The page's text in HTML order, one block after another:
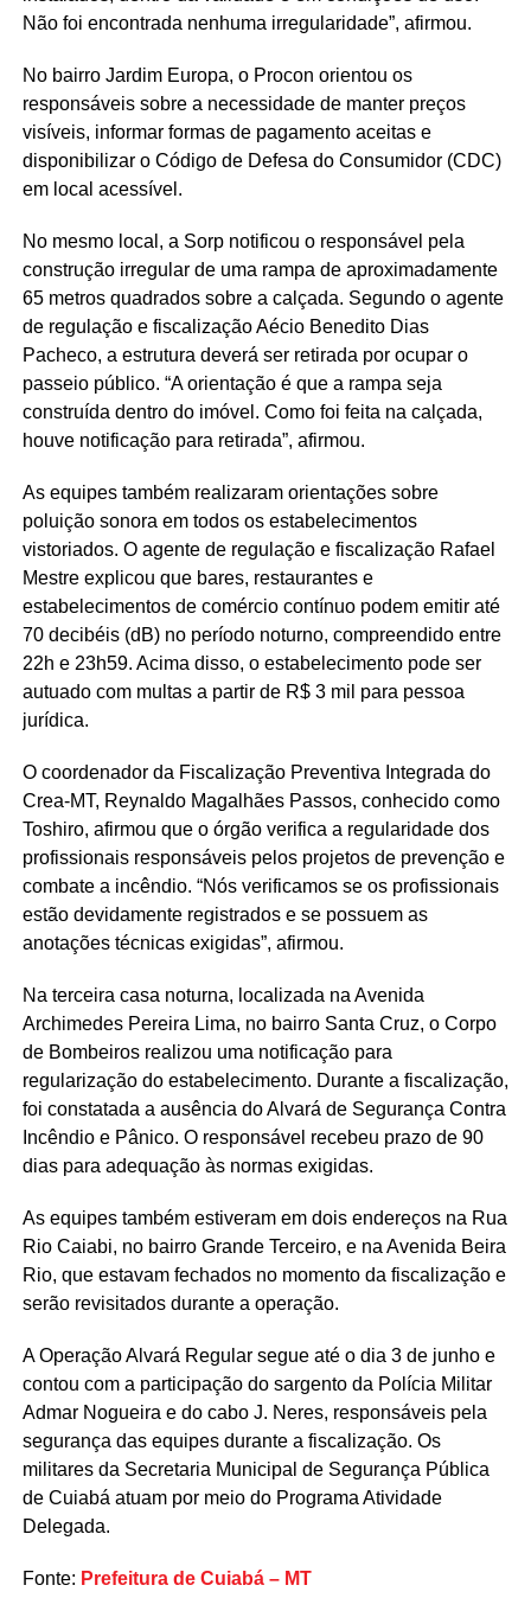
Não foi encontrada nenhuma irregularidade”, afirmou.
No bairro Jardim Europa, o Procon orientou os
responsáveis sobre a necessidade de manter preços
visíveis, informar formas de pagamento aceitas e
disponibilizar o Código de Defesa do Consumidor (CDC)
em local acessível.
No mesmo local, a Sorp notificou o responsável pela
construção irregular de uma rampa de aproximadamente
65 metros quadrados sobre a calçada. Segundo o agente
de regulação e fiscalização Aécio Benedito Dias
Pacheco, a estrutura deverá ser retirada por ocupar o
passeio público. “A orientação é que a rampa seja
construída dentro do imóvel. Como foi feita na calçada,
houve notificação para retirada”, afirmou.
As equipes também realizaram orientações sobre
poluição sonora em todos os estabelecimentos
vistoriados. O agente de regulação e fiscalização Rafael
Mestre explicou que bares, restaurantes e
estabelecimentos de comércio contínuo podem emitir até
70 decibéis (dB) no período noturno, compreendido entre
22h e 23h59. Acima disso, o estabelecimento pode ser
autuado com multas a partir de R$ 3 mil para pessoa
jurídica.
O coordenador da Fiscalização Preventiva Integrada do
Crea-MT, Reynaldo Magalhães Passos, conhecido como
Toshiro, afirmou que o órgão verifica a regularidade dos
profissionais responsáveis pelos projetos de prevenção e
combate a incêndio. “Nós verificamos se os profissionais
estão devidamente registrados e se possuem as
anotações técnicas exigidas”, afirmou.
Na terceira casa noturna, localizada na Avenida
Archimedes Pereira Lima, no bairro Santa Cruz, o Corpo
de Bombeiros realizou uma notificação para
regularização do estabelecimento. Durante a fiscalização,
foi constatada a ausência do Alvará de Segurança Contra
Incêndio e Pânico. O responsável recebeu prazo de 90
dias para adequação às normas exigidas.
As equipes também estiveram em dois endereços na Rua
Rio Caiabi, no bairro Grande Terceiro, e na Avenida Beira
Rio, que estavam fechados no momento da fiscalização e
serão revisitados durante a operação.
A Operação Alvará Regular segue até o dia 3 de junho e
contou com a participação do sargento da Polícia Militar
Admar Nogueira e do cabo J. Neres, responsáveis pela
segurança das equipes durante a fiscalização. Os
militares da Secretaria Municipal de Segurança Pública
de Cuiabá atuam por meio do Programa Atividade
Delegada.
Fonte: Prefeitura de Cuiabá – MT